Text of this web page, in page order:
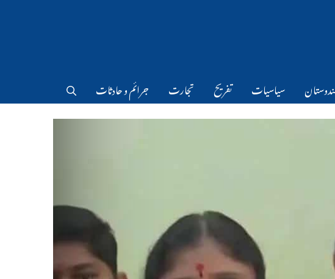
سیاسیات تفریح تجارت جرائم و حادثات